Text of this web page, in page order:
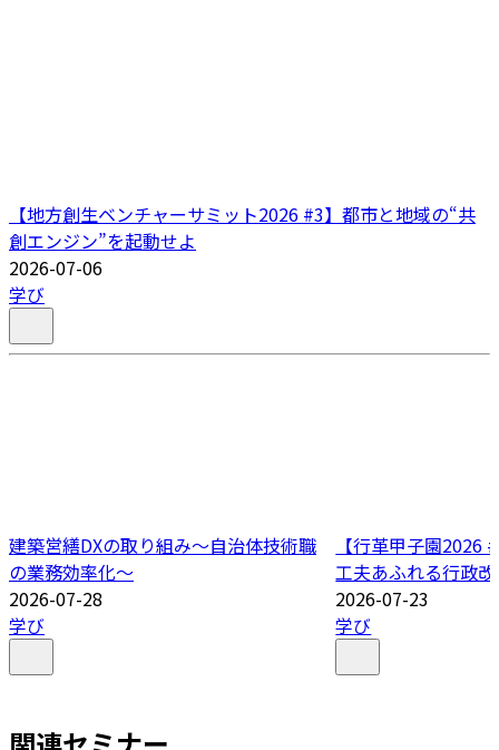
【地方創生ベンチャーサミット2026 #3】都市と地域の“共
創エンジン”を起動せよ
2026-07-06
学び
建築営繕DXの取り組み～自治体技術職
の業務効率化～
2026-07-28
学び
【行革甲子園2026
工夫あふれる行政
2026-07-23
学び